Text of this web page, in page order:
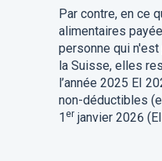
Par contre, en ce
alimentaires
personne qui
la Suisse, elles
l’année 2025 EI
non-déductibles
1 erjanvier 2026